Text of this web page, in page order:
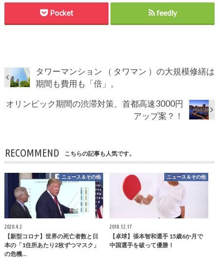
Pocket feedly
タワーマンション （ タワマン ）の大規模修繕は
期間も費用も「倍」。
オリンピック期間の渋滞対策、首都高速3000円
アップ案？！
RECOMMEND こちらの記事も人気です。
ニュース＆その他
2020.4.2
【新型コロナ】世界の死亡者数と日
本の「1住所あたり2枚ずつマスク」
の危機…
ニュース＆その他
2018.12.17
【卓球】張本智和選手 15歳6か月で
中国選手を破って優勝！